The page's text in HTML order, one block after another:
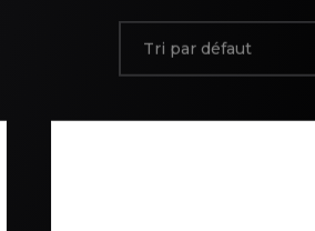
Tri par défaut